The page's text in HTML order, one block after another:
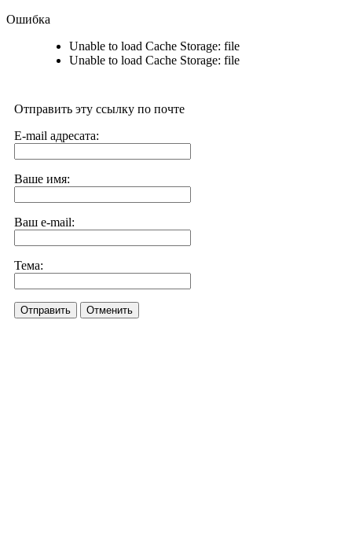
Ошибка
Unable to load Cache Storage: file
Unable to load Cache Storage: file
Отправить эту ссылку по почте
E-mail адресата:
Ваше имя:
Ваш e-mail:
Тема:
Отправить Отменить